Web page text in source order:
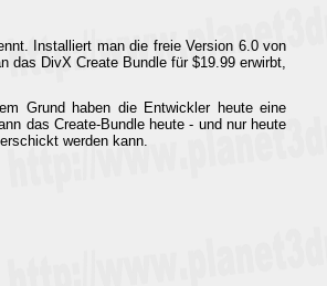
Installiert man die freie Version 6.0 von
das DivX Create Bundle für $19.99 erwirbt,
Grund haben die Entwickler heute eine
das Create-Bundle heute - und nur heute
werden kann.